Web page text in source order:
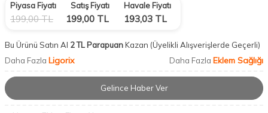
Piyasa Fiyatı
199,00TL
Satış Fiyatı
199,00 TL
Havale Fiyatı
193,03 TL
Bu Ürünü Satın Al 2 TL ParapuanKazan (Üyelikli Alışverişlerde Geçerli)
Daha Fazla Ligorix Daha Fazla Eklem Sağlığı
Gelince Haber Ver